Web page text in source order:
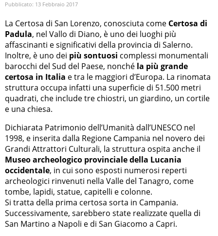
Pubblicato: 13 Febbraio 2017
La Certosa di San Lorenzo, conosciuta come Certosa di
Padula, nel Vallo di Diano, è uno dei luoghi più
affascinanti e significativi della provincia di Salerno.
Inoltre, è uno dei più sontuosi complessi monumentali
barocchi del Sud del Paese, nonché la più grande
certosa in Italia e tra le maggiori d’Europa. La rinomata
struttura occupa infatti una superficie di 51.500 metri
quadrati, che include tre chiostri, un giardino, un cortile
e una chiesa.
Dichiarata Patrimonio dell’Umanità dall’UNESCO nel
1998, e inserita dalla Regione Campania nel novero dei
Grandi Attrattori Culturali, la struttura ospita anche il
Museo archeologico provinciale della Lucania
occidentale, in cui sono esposti numerosi reperti
archeologici rinvenuti nella Valle del Tanagro, come
tombe, lapidi, statue, capitelli e colonne.
Si tratta della prima certosa sorta in Campania.
Successivamente, sarebbero state realizzate quella di
San Martino a Napoli e di San Giacomo a Capri.